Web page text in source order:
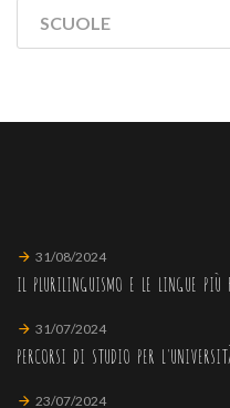
SCUOLE
31/08/2024
IL PLURILINGUISMO E LE LINGUE PIÙ
31/07/2024
PERCORSI DI STUDIO PER
23/07/2024